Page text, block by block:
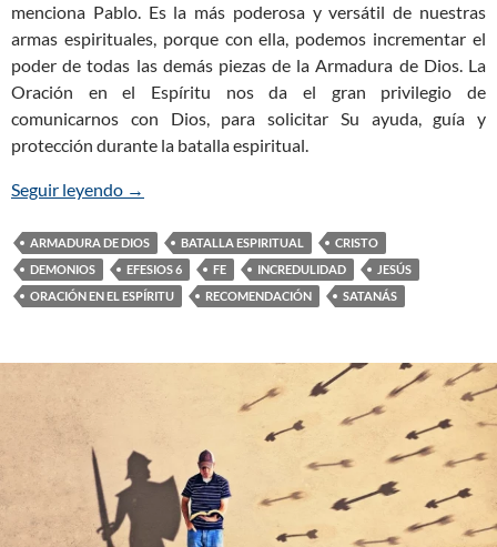
menciona Pablo. Es la más poderosa y versátil de nuestras
armas espirituales, porque con ella, podemos incrementar el
poder de todas las demás piezas de la Armadura de Dios. La
Oración en el Espíritu nos da el gran privilegio de
comunicarnos con Dios, para solicitar Su ayuda, guía y
protección durante la batalla espiritual.
Seguir leyendo La Oración en el Espíritu de la Armadura de
→
ARMADURA DE DIOS BATALLA ESPIRITUAL
CRISTO
DEMONIOS
EFESIOS 6 FE INCREDULIDAD
JESÚS
ORACIÓN EN EL ESPÍRITU
RECOMENDACIÓN SATANÁS